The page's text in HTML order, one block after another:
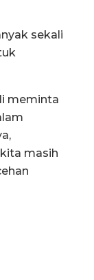
sekali
meminta
masih